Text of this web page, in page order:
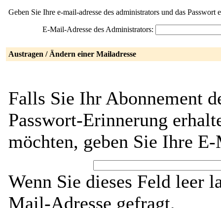
Geben Sie Ihre e-mail-adresse des administrators und das
E-Mail-Adresse des Administrators:
Austragen / Ändern einer Mailadresse
Falls Sie Ihr Abonnement
Passwort-Erinnerung
möchten, geben Sie Ihre
Wenn Sie dieses Feld leer
Mail-Adresse gefragt.